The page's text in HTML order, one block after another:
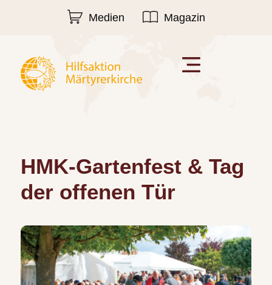
Medien Magazin
HMK-Gartenfest & Tag
der offenen Tür